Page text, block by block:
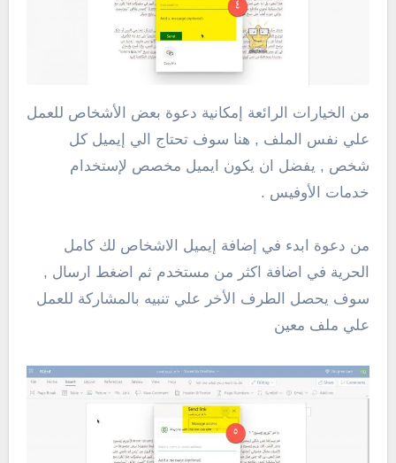
من الخيارات الرائعة إمكانية دعوة بعض الأشخاص للعمل
علي نفس الملف , هنا سوف تحتاج الي إيميل كل
شخص , يفضل ان يكون ايميل مخصص لإستخدام
خدمات الأوفيس .
من دعوة ابدء في إضافة إيميل الاشخاص لك كامل
الحرية في اضافة اكثر من مستخدم ثم اضغط ارسال ,
سوف يحصل الطرف الأخر علي تنبيه بالمشاركة للعمل
علي ملف معين